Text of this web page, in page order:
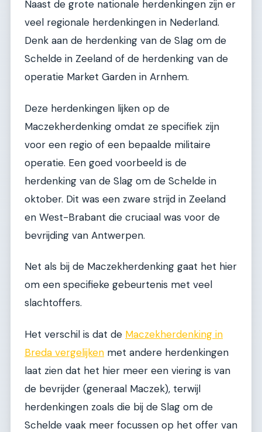
Naast de grote nationale herdenkingen zijn er
veel regionale herdenkingen in Nederland.
Denk aan de herdenking van de Slag om de
Schelde in Zeeland of de herdenking van de
operatie Market Garden in Arnhem.
Deze herdenkingen lijken op de
Maczekherdenking omdat ze specifiek zijn
voor een regio of een bepaalde militaire
operatie. Een goed voorbeeld is de
herdenking van de Slag om de Schelde in
oktober. Dit was een zware strijd in Zeeland
en West-Brabant die cruciaal was voor de
bevrijding van Antwerpen.
Net als bij de Maczekherdenking gaat het hier
om een specifieke gebeurtenis met veel
slachtoffers.
Het verschil is dat de Maczekherdenking in
Breda vergelijken met andere herdenkingen
laat zien dat het hier meer een viering is van
de bevrijder (generaal Maczek), terwijl
herdenkingen zoals die bij de Slag om de
Schelde vaak meer focussen op het offer van